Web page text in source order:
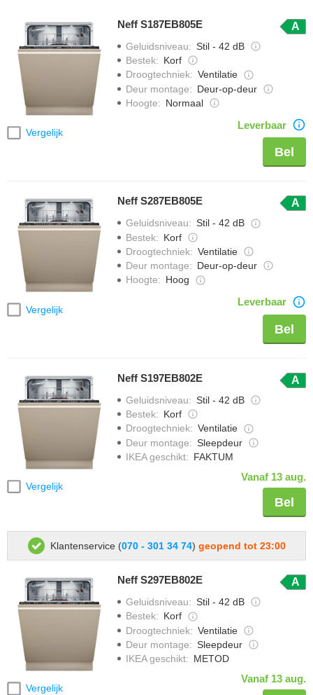
Vergelijk
Neff S187EB805E A
Geluidsniveau: Stil - 42 dB
Bestek: Korf
Droogtechniek: Ventilatie
Deur montage: Deur-op-deur
Hoogte: Normaal
Leverbaar
Bel
Vergelijk
Neff S287EB805E A
Geluidsniveau: Stil - 42 dB
Bestek: Korf
Droogtechniek: Ventilatie
Deur montage: Deur-op-deur
Hoogte: Hoog
Leverbaar
Bel
Vergelijk
Neff S197EB802E A
Geluidsniveau: Stil - 42 dB
Bestek: Korf
Droogtechniek: Ventilatie
Deur montage: Sleepdeur
IKEA geschikt: FAKTUM
Vanaf 13 aug.
Bel
Klantenservice (070 - 301 34 74) geopend tot 23:00
Vergelijk
Neff S297EB802E A
Geluidsniveau: Stil - 42 dB
Bestek: Korf
Droogtechniek: Ventilatie
Deur montage: Sleepdeur
IKEA geschikt: METOD
Vanaf 13 aug.